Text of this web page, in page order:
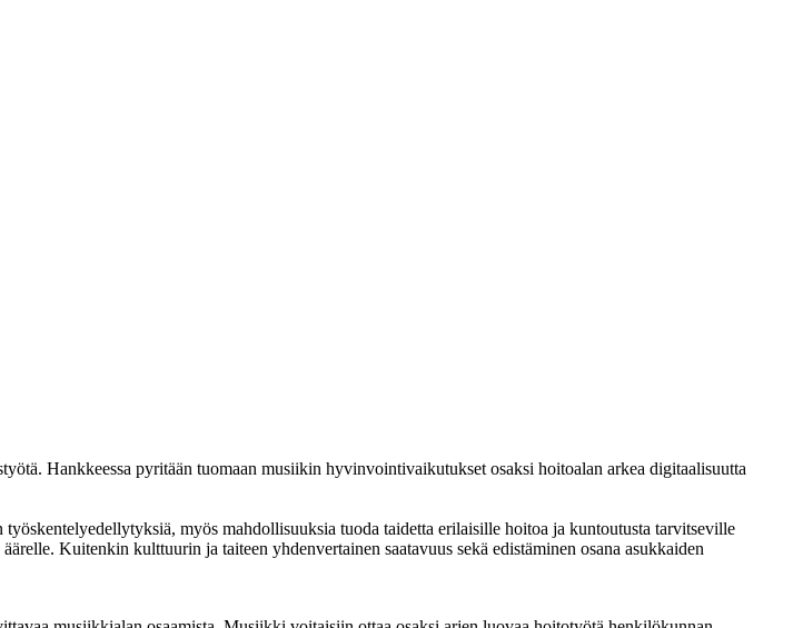
Hankkeessa pyritään tuomaan musiikin hyvinvointivaikutukset osaksi hoitoalan arkea digitaalisuutta
myös mahdollisuuksia tuoda taidetta erilaisille hoitoa ja kuntoutusta tarvitseville
Kuitenkin kulttuurin ja taiteen yhdenvertainen saatavuus sekä edistäminen osana asukkaiden